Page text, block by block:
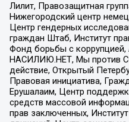
Лилит, Правозащитная
Нижегородский центр
Центр гендерных
граждан Штаб, Институт
Фонд борьбы с коррупцией,
НАСИЛИЮ.НЕТ, Мы против
действие, Открытый
Правовая инициатива,
Ерушалаим, Центр
средств массовой
прав заключенных,